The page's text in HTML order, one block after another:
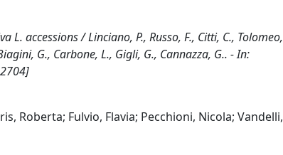
accessions / Linciano, P., Russo, F., Citti, C., Tolomeo,
G., Carbone, L., Gigli, G., Cannazza, G.. - In:
Roberta; Fulvio, Flavia; Pecchioni, Nicola; Vandelli,